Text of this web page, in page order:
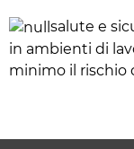
salute e
in ambienti di
minimo il rischio